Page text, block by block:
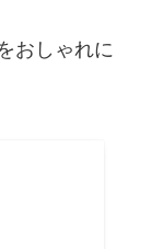
おしゃれに